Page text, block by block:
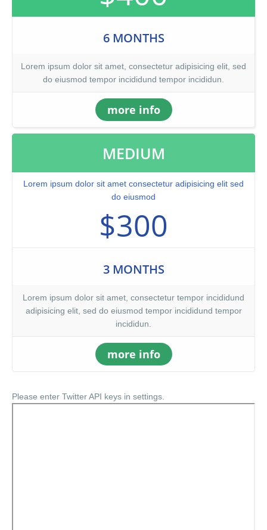
6 MONTHS
Lorem ipsum dolor sit amet, consectetur adipisicing elit, sed
do eiusmod tempor incididund tempor incididun.
more info
MEDIUM
Lorem ipsum dolor sit amet consectetur adipisicing elit sed
do eiusmod
$300
3 MONTHS
Lorem ipsum dolor sit amet, consectetur tempor incididund
adipisicing elit, sed do eiusmod tempor incididund tempor
incididun.
more info
Please enter Twitter API keys in settings.